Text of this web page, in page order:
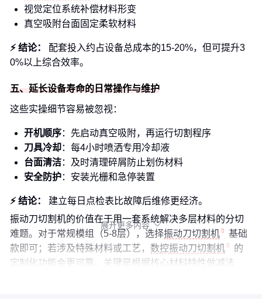
视觉定位系统补偿材料形变
真空吸附台面固定柔软材料
⚡ 结论：
配套投入约占设备总成本的15-20%，但可提升3
0%以上综合效率。
五、延长设备寿命的日常操作与维护
这些实操细节容易被忽视：
开机顺序：先启动真空吸附，再运行切割程序
刀具冷却：每4小时喷洒专用冷却液
台面清洁：及时清理碎屑防止划伤材料
安全防护：安装光栅和急停装置
⚡ 结论：
建立每日点检表比故障后维修更经济。
振动刀切割机的价值在于用一套系统解决多层材料的分切
难题。对于常规模组（5-8层），选择振动刀切割机
基础
款即可；若涉及特殊材料或工艺， 数控振动刀切割机
的
定制化功能会更可靠。关键是根据核心材料特性做减法
展开更多内容 